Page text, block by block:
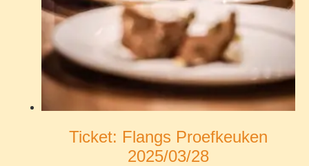
Ticket: Flangs Proefkeuken
2025/03/28